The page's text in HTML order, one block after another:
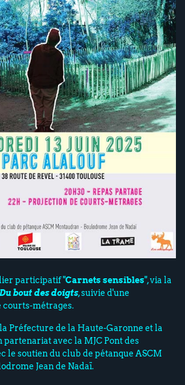
participatif "Carnets sensibles", via la
bout des doigts, suivie d'une
métrages.
Préfecture de la Haute-Garonne et la
partenariat avec la MJC Pont des
le soutien du club de pétanque ASCM
Jean de Nadaï.